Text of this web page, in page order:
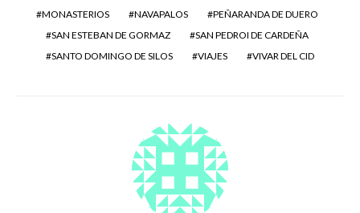
MONASTERIOS
NAVAPALOS
PEÑARANDA DE DUERO
SAN ESTEBAN DE GORMAZ
SAN PEDROI DE CARDEÑA
SANTO DOMINGO DE SILOS
VIAJES VIVAR DEL CID